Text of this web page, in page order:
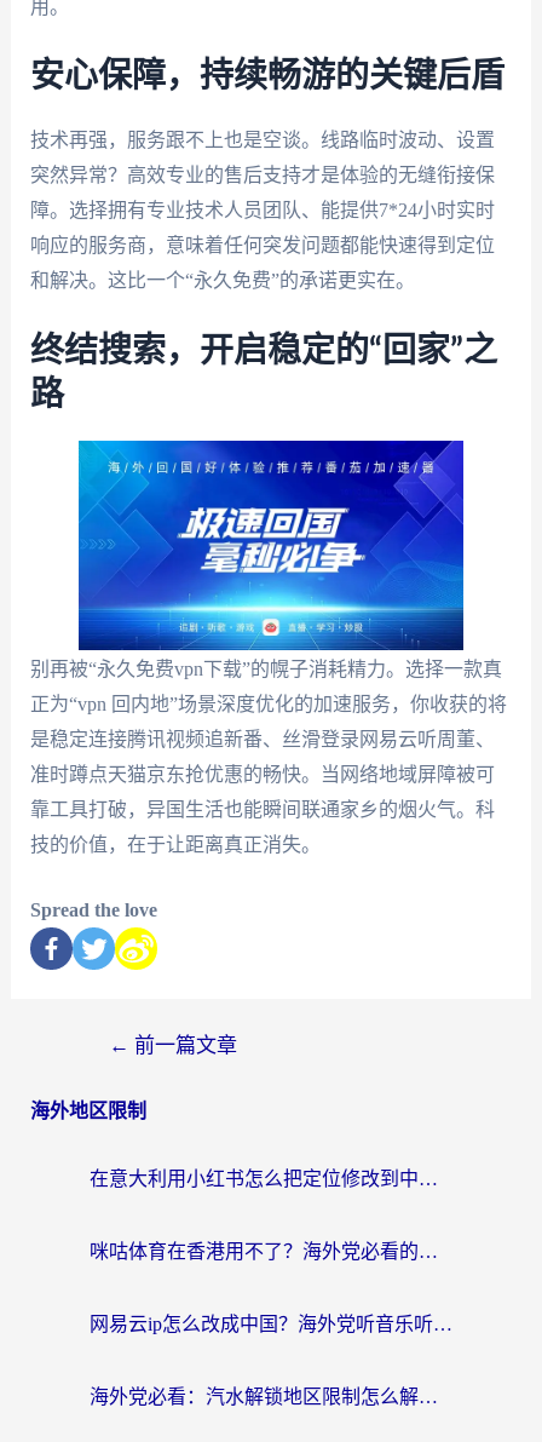
用。
安心保障，持续畅游的关键后盾
技术再强，服务跟不上也是空谈。线路临时波动、设置
突然异常？高效专业的售后支持才是体验的无缝衔接保
障。选择拥有专业技术人员团队、能提供7*24小时实时
响应的服务商，意味着任何突发问题都能快速得到定位
和解决。这比一个“永久免费”的承诺更实在。
终结搜索，开启稳定的“回家”之
路
别再被“永久免费vpn下载”的幌子消耗精力。选择一款真
正为“vpn 回内地”场景深度优化的加速服务，你收获的将
是稳定连接腾讯视频追新番、丝滑登录网易云听周董、
准时蹲点天猫京东抢优惠的畅快。当网络地域屏障被可
靠工具打破，异国生活也能瞬间联通家乡的烟火气。科
技的价值，在于让距离真正消失。
Spread the love
← 前一篇文章
海外地区限制
在意大利用小红书怎么把定位修改到中国国内？3个实用技巧+1个靠谱工具帮你搞定
咪咕体育在香港用不了？海外党必看的回国加速器选择指南（附3个真实场景解决方案）
网易云ip怎么改成中国？海外党听音乐听书的无痛解决方案
海外党必看：汽水解锁地区限制怎么解除？3招解决国内影音&生活服务难题